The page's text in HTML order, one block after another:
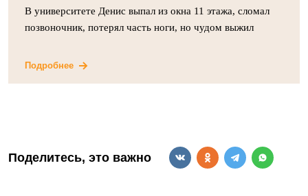
В университете Денис выпал из окна 11 этажа, сломал
позвоночник, потерял часть ноги, но чудом выжил
Подробнее
Поделитесь, это важно